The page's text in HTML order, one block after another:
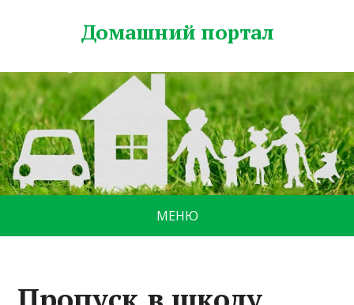
Домашний портал
МЕНЮ